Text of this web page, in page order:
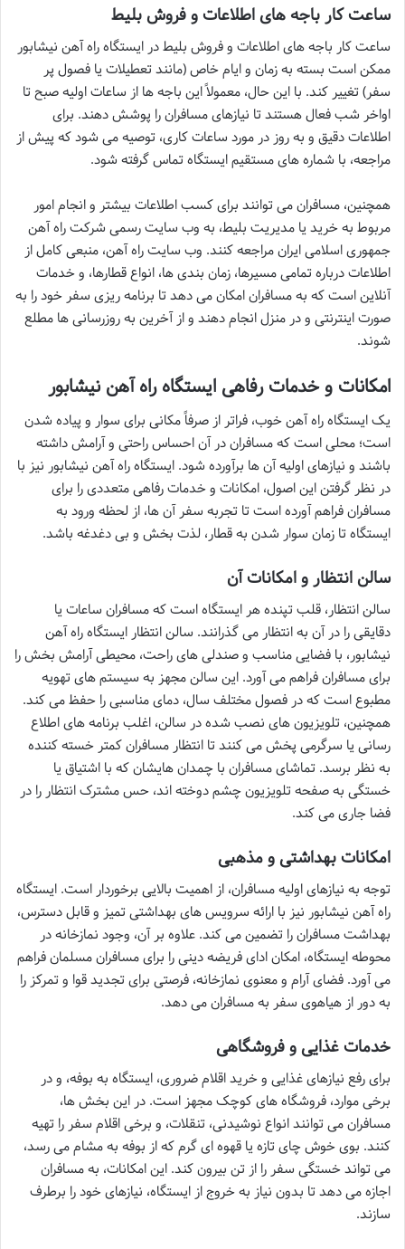
ساعت کار باجه های اطلاعات و فروش بلیط
ساعت کار باجه های اطلاعات و فروش بلیط در ایستگاه راه آهن نیشابور
ممکن است بسته به زمان و ایام خاص (مانند تعطیلات یا فصول پر
سفر) تغییر کند. با این حال، معمولاً این باجه ها از ساعات اولیه صبح تا
اواخر شب فعال هستند تا نیازهای مسافران را پوشش دهند. برای
اطلاعات دقیق و به روز در مورد ساعات کاری، توصیه می شود که پیش از
مراجعه، با شماره های مستقیم ایستگاه تماس گرفته شود.
همچنین، مسافران می توانند برای کسب اطلاعات بیشتر و انجام امور
مربوط به خرید یا مدیریت بلیط، به وب سایت رسمی شرکت راه آهن
جمهوری اسلامی ایران مراجعه کنند. وب سایت راه آهن، منبعی کامل از
اطلاعات درباره تمامی مسیرها، زمان بندی ها، انواع قطارها، و خدمات
آنلاین است که به مسافران امکان می دهد تا برنامه ریزی سفر خود را به
صورت اینترنتی و در منزل انجام دهند و از آخرین به روزرسانی ها مطلع
شوند.
امکانات و خدمات رفاهی ایستگاه راه آهن نیشابور
یک ایستگاه راه آهن خوب، فراتر از صرفاً مکانی برای سوار و پیاده شدن
است؛ محلی است که مسافران در آن احساس راحتی و آرامش داشته
باشند و نیازهای اولیه آن ها برآورده شود. ایستگاه راه آهن نیشابور نیز با
در نظر گرفتن این اصول، امکانات و خدمات رفاهی متعددی را برای
مسافران فراهم آورده است تا تجربه سفر آن ها، از لحظه ورود به
ایستگاه تا زمان سوار شدن به قطار، لذت بخش و بی دغدغه باشد.
سالن انتظار و امکانات آن
سالن انتظار، قلب تپنده هر ایستگاه است که مسافران ساعات یا
دقایقی را در آن به انتظار می گذرانند. سالن انتظار ایستگاه راه آهن
نیشابور، با فضایی مناسب و صندلی های راحت، محیطی آرامش بخش را
برای مسافران فراهم می آورد. این سالن مجهز به سیستم های تهویه
مطبوع است که در فصول مختلف سال، دمای مناسبی را حفظ می کند.
همچنین، تلویزیون های نصب شده در سالن، اغلب برنامه های اطلاع
رسانی یا سرگرمی پخش می کنند تا انتظار مسافران کمتر خسته کننده
به نظر برسد. تماشای مسافران با چمدان هایشان که با اشتیاق یا
خستگی به صفحه تلویزیون چشم دوخته اند، حس مشترک انتظار را در
فضا جاری می کند.
امکانات بهداشتی و مذهبی
توجه به نیازهای اولیه مسافران، از اهمیت بالایی برخوردار است. ایستگاه
راه آهن نیشابور نیز با ارائه سرویس های بهداشتی تمیز و قابل دسترس،
بهداشت مسافران را تضمین می کند. علاوه بر آن، وجود نمازخانه در
محوطه ایستگاه، امکان ادای فریضه دینی را برای مسافران مسلمان فراهم
می آورد. فضای آرام و معنوی نمازخانه، فرصتی برای تجدید قوا و تمرکز را
به دور از هیاهوی سفر به مسافران می دهد.
خدمات غذایی و فروشگاهی
برای رفع نیازهای غذایی و خرید اقلام ضروری، ایستگاه به بوفه، و در
برخی موارد، فروشگاه های کوچک مجهز است. در این بخش ها،
مسافران می توانند انواع نوشیدنی، تنقلات، و برخی اقلام سفر را تهیه
کنند. بوی خوش چای تازه یا قهوه ای گرم که از بوفه به مشام می رسد،
می تواند خستگی سفر را از تن بیرون کند. این امکانات، به مسافران
اجازه می دهد تا بدون نیاز به خروج از ایستگاه، نیازهای خود را برطرف
سازند.